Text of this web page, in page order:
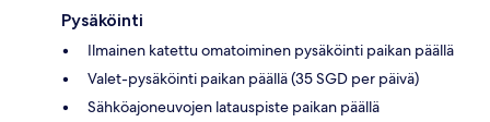
Pysäköinti
Ilmainen katettu omatoiminen pysäköinti paikan päällä
Valet-pysäköinti paikan päällä (35 SGD per päivä)
Sähköajoneuvojen latauspiste paikan päällä